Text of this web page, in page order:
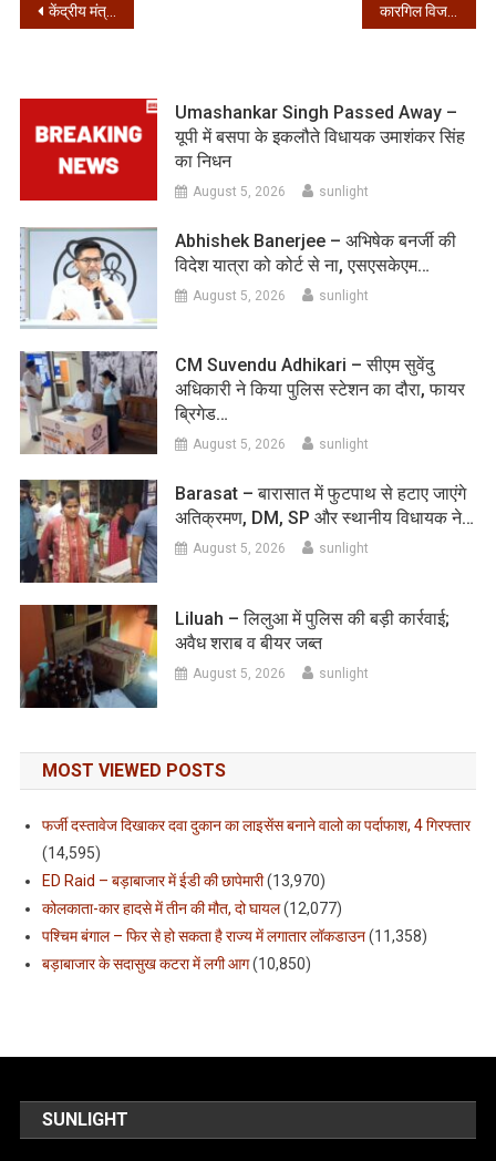
Post
केंद्रीय मंत्री अर्जुनराम मेघवाल ने किया भाभीजी पापड़ का प्रचार, कहा-कोरोना से करेगा बचाव
Umashankar Singh Passed Away –
यूपी में बसपा के इकलौते विधायक उमाशंकर सिंह
का निधन
August 5, 2026 sunlight
Abhishek Banerjee – अभिषेक बनर्जी की
विदेश यात्रा को कोर्ट से ना, एसएसकेएम…
August 5, 2026 sunlight
CM Suvendu Adhikari – सीएम सुवेंदु
अधिकारी ने किया पुलिस स्टेशन का दौरा, फायर
ब्रिगेड…
August 5, 2026 sunlight
Barasat – बारासात में फुटपाथ से हटाए जाएंगे
अतिक्रमण, DM, SP और स्थानीय विधायक ने…
August 5, 2026 sunlight
Liluah – लिलुआ में पुलिस की बड़ी कार्रवाई;
अवैध शराब व बीयर जब्त
August 5, 2026 sunlight
MOST VIEWED POSTS
फर्जी दस्तावेज दिखाकर दवा दुकान का लाइसेंस बनाने वालो का पर्दाफाश, 4 गिरफ्तार
(14,595)
ED Raid – बड़ाबाजार में ईडी की छापेमारी(13,970)
कोलकाता-कार हादसे में तीन की मौत, दो घायल(12,077)
पश्चिम बंगाल – फिर से हो सकता है राज्य में लगातार लॉकडाउन(11,358)
बड़ाबाजार के सदासुख कटरा में लगी आग(10,850)
SUNLIGHT